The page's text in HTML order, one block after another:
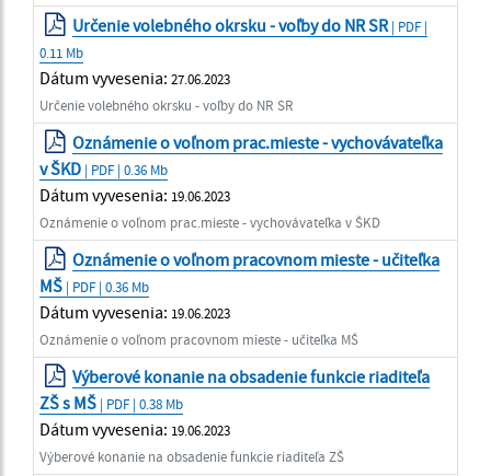
Určenie volebného okrsku - voľby do NR SR | PDF |
0.11 Mb
Dátum vyvesenia: 27.06.2023
Určenie volebného okrsku - voľby do NR SR
Oznámenie o voľnom prac.mieste - vychovávateľka
v ŠKD | PDF | 0.36 Mb
Dátum vyvesenia: 19.06.2023
Oznámenie o voľnom prac.mieste - vychovávateľka v ŠKD
Oznámenie o voľnom pracovnom mieste - učiteľka
MŠ | PDF | 0.36 Mb
Dátum vyvesenia: 19.06.2023
Oznámenie o voľnom pracovnom mieste - učiteľka MŠ
Výberové konanie na obsadenie funkcie riaditeľa
ZŠ s MŠ | PDF | 0.38 Mb
Dátum vyvesenia: 19.06.2023
Výberové konanie na obsadenie funkcie riaditeľa ZŠ